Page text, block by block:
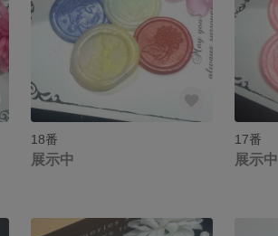
18番
展示中
17番
展示中